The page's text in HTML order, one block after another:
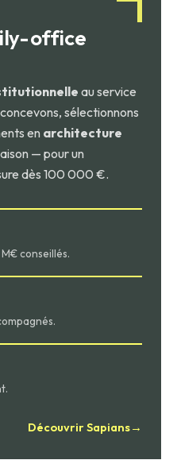
avant tout un
office
au service
sélectionnons
en architecture
— pour un
dès 100 000 €.
conseillés.
Découvrir Sapians→